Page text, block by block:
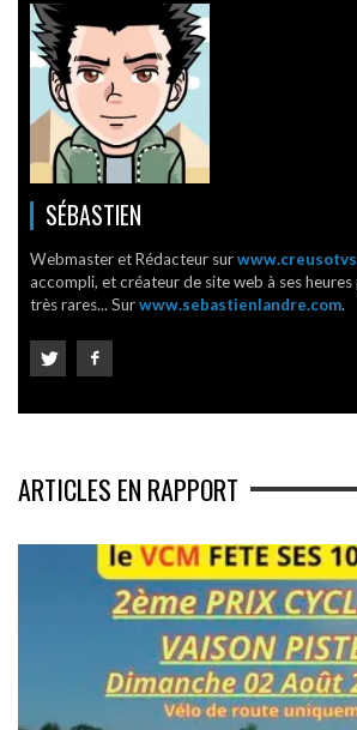
SÉBASTIEN
Webmaster et Rédacteur sur
accompli, et créateur de site web à ses
très rares... Surwww.sebastienlandre.com.
ARTICLES EN RAPPORT